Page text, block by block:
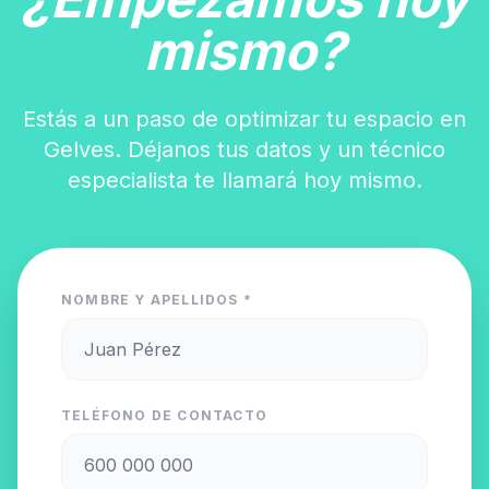
mismo?
Estás a un paso de optimizar tu espacio en
Gelves. Déjanos tus datos y un técnico
especialista te llamará hoy mismo.
NOMBRE Y APELLIDOS *
TELÉFONO DE CONTACTO